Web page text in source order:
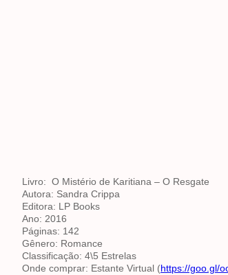
Livro: O Mistério de Karitiana – O Resgate
Autora: Sandra Crippa
Editora: LP Books
Ano: 2016
Páginas: 142
Gênero: Romance
Classificação: 4\5 Estrelas
Onde comprar: Estante Virtual (https://goo.gl/